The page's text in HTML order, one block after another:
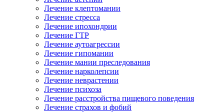
Лечение клептомании
Лечение стресса
Лечение ипохондрии
Лечение ГТР
Лечение аутоагрессии
Лечение гипомании
Лечение мании преследования
Лечение нарколепсии
Лечение неврастении
Лечение психоза
Лечение расстройства пищевого поведения
Лечение страхов и фобий